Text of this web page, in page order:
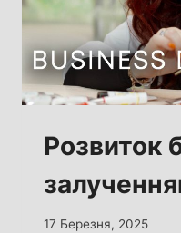
Розвиток
17 Березня, 2025